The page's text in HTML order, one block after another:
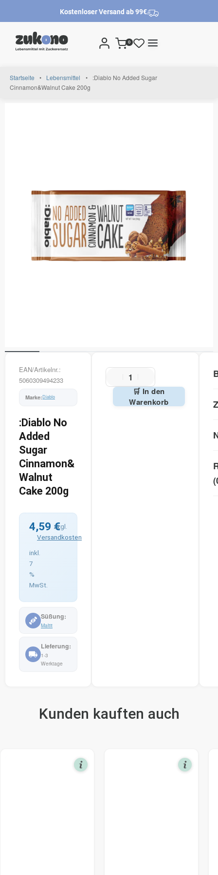
Kostenloser Versand ab 99€
0
Startseite • Lebensmittel •
:Diablo No Added Sugar
Cinnamon&Walnut Cake 200g
EAN/Artikelnr.:
5060309494233
Diablo
:Diablo No
Added
Sugar
Cinnamon&
Walnut
Cake 200g
4,59 €
inkl.
7
%
MwSt.
zzgl.
Versandkosten
Maltit
1-3
Werktage
🛒 In den
Warenkorb
Kunden kauften auch